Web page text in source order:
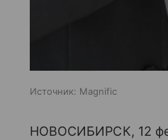
Источник: Magnific
НОВОСИБИРСК, 12